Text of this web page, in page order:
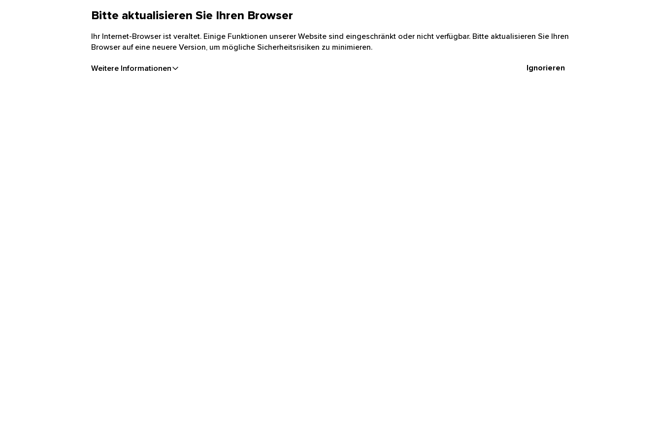
Bitte aktualisieren Sie Ihren Browser
Ihr Internet-Browser ist veraltet. Einige Funktionen unserer Website sind eingeschränkt oder nicht verfügbar. Bitte aktualisieren Sie Ihren
Browser auf eine neuere Version, um mögliche Sicherheitsrisiken zu minimieren.
Weitere Informationen Ignorieren